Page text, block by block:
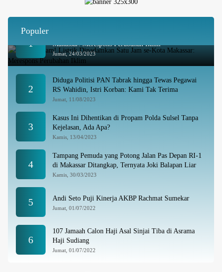
Populer
1
Makassar: Merespons Perubahan Iklim
Jumat, 24/03/2023
2
Diduga Politisi PAN Tabrak hingga Tewas Pegawai
RS Wahidin, Istri Korban: Kami Tak Terima
Jumat, 11/08/2023
3
Kasus Ini Dihentikan di Propam Polda Sulsel Tanpa
Kejelasan, Ada Apa?
Kamis, 13/04/2023
4
Tampang Pemuda yang Potong Jalan Pas Depan RI-1
di Makassar Ditangkap, Ternyata Joki Balapan Liar
Kamis, 30/03/2023
5 Andi Seto Puji Kinerja AKBP Rachmat Sumekar
Jumat, 01/07/2022
6
107 Jamaah Calon Haji Asal Sinjai Tiba di Asrama
Haji Sudiang
Jumat, 01/07/2022